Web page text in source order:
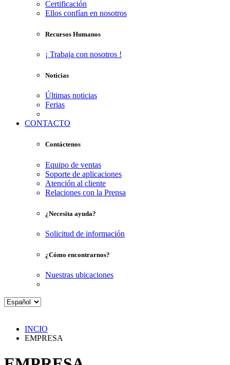
Certificación
Ellos confían en nosotros
Recursos Humanos
¡ Trabaja con nosotros !
Noticias
Últimas noticias
Ferias
CONTACTO
Contáctenos
Equipo de ventas
Soporte de aplicaciones
Atención al cliente
Relaciones con la Prensa
¿Necesita ayuda?
Solicitud de información
¿Cómo encontrarnos?
Nuestras ubicaciones
INCIO
EMPRESA